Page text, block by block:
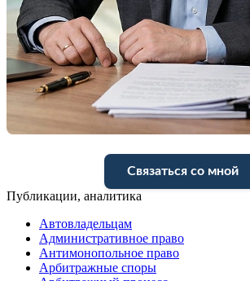
Связаться со мной
Публикации, аналитика
Автовладельцам
Административное право
Антимонопольное право
Арбитражные споры